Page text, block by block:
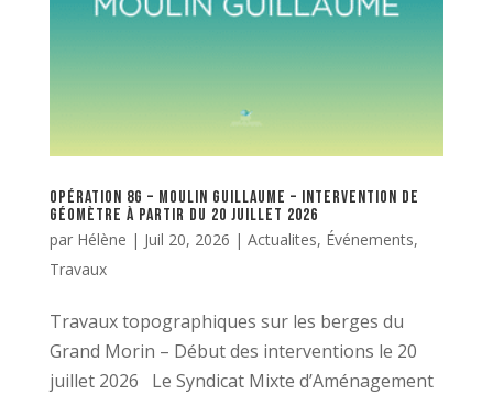
Opération 8G – Moulin Guillaume – Intervention de
géomètre à partir du 20 juillet 2026
par Hélène | Juil 20, 2026 | Actualites, Événements,
Travaux
Travaux topographiques sur les berges du
Grand Morin – Début des interventions le 20
juillet 2026 Le Syndicat Mixte d’Aménagement